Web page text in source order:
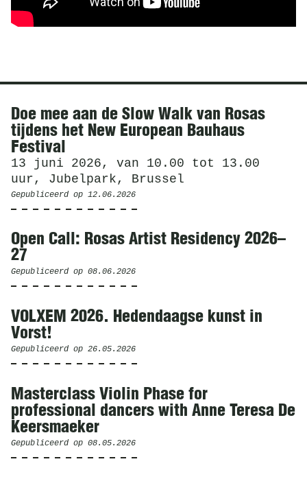
Nieuws
Doe mee aan de Slow Walk van Rosas
tijdens het New European Bauhaus
Festival
13 juni 2026, van 10.00 tot 13.00
uur, Jubelpark, Brussel
Gepubliceerd op 12.06.2026
Open Call: Rosas Artist Residency 2026–
27
Gepubliceerd op 08.06.2026
VOLXEM 2026. Hedendaagse kunst in
Vorst!
Gepubliceerd op 26.05.2026
Masterclass Violin Phase for
professional dancers with Anne Teresa De
Keersmaeker
Gepubliceerd op 08.05.2026